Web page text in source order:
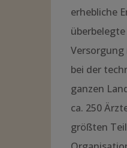
erhebliche
bei der
ganzen
ca. 250
größten